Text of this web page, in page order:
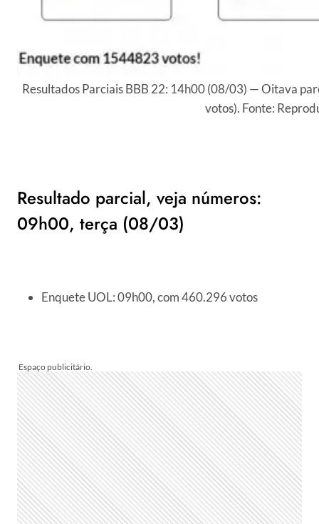
Resultados Parciais BBB 22: 14h00 (08/03) — Oitava
votos). Fonte:
Resultado parcial, veja números:
09h00, terça (08/03)
Enquete UOL: 09h00, com 460.296 votos